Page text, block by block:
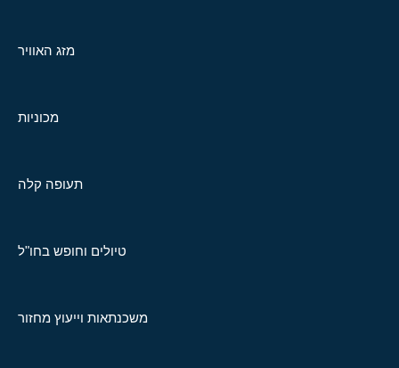
מזג האוויר
מכוניות
תעופה קלה
טיולים וחופש בחו"ל
משכנתאות וייעוץ מחזור